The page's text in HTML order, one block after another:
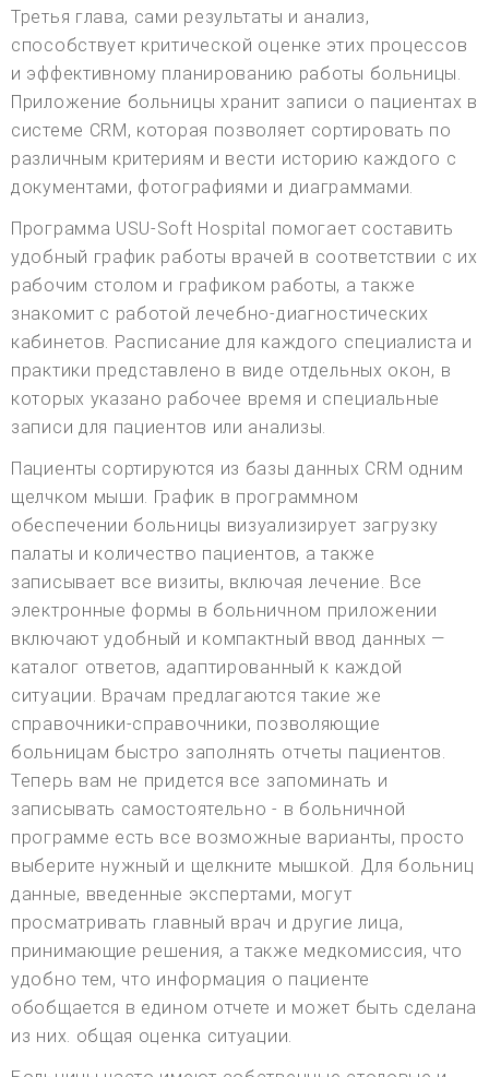
Третья глава, сами результаты и анализ,
способствует критической оценке этих процессов
и эффективному планированию работы больницы.
Приложение больницы хранит записи о пациентах в
системе CRM, которая позволяет сортировать по
различным критериям и вести историю каждого с
документами, фотографиями и диаграммами.
Программа USU-Soft Hospital помогает составить
удобный график работы врачей в соответствии с их
рабочим столом и графиком работы, а также
знакомит с работой лечебно-диагностических
кабинетов. Расписание для каждого специалиста и
практики представлено в виде отдельных окон, в
которых указано рабочее время и специальные
записи для пациентов или анализы.
Пациенты сортируются из базы данных CRM одним
щелчком мыши. График в программном
обеспечении больницы визуализирует загрузку
палаты и количество пациентов, а также
записывает все визиты, включая лечение. Все
электронные формы в больничном приложении
включают удобный и компактный ввод данных —
каталог ответов, адаптированный к каждой
ситуации. Врачам предлагаются такие же
справочники-справочники, позволяющие
больницам быстро заполнять отчеты пациентов.
Теперь вам не придется все запоминать и
записывать самостоятельно - в больничной
программе есть все возможные варианты, просто
выберите нужный и щелкните мышкой. Для больниц
данные, введенные экспертами, могут
просматривать главный врач и другие лица,
принимающие решения, а также медкомиссия, что
удобно тем, что информация о пациенте
обобщается в едином отчете и может быть сделана
из них. общая оценка ситуации.